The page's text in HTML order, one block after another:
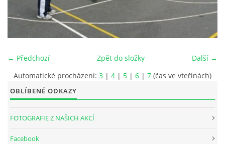
INTERNÍ SEKCE
← Předchozí Další →
Zpět do složky
Automatické procházení: 3 | 4 | 5 | 6 | 7 (čas ve vteřinách)
OBLÍBENÉ ODKAZY
FOTOGRAFIE Z NAŠICH AKCÍ
Facebook